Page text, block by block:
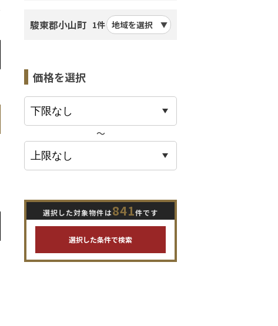
駿東郡小山町 1件 地域を選択
価格を選択
〜
選択した対象物件は841件です
選択した条件で検索